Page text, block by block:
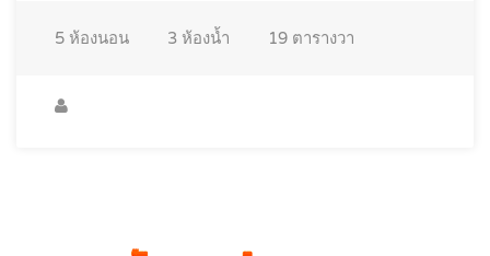
5 ห้องนอน 3 ห้องน้ำ 19 ตารางวา